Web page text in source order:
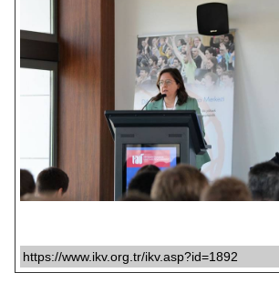
https://www.ikv.org.tr/ikv.asp?id=1892